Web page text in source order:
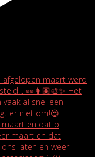
en dat b